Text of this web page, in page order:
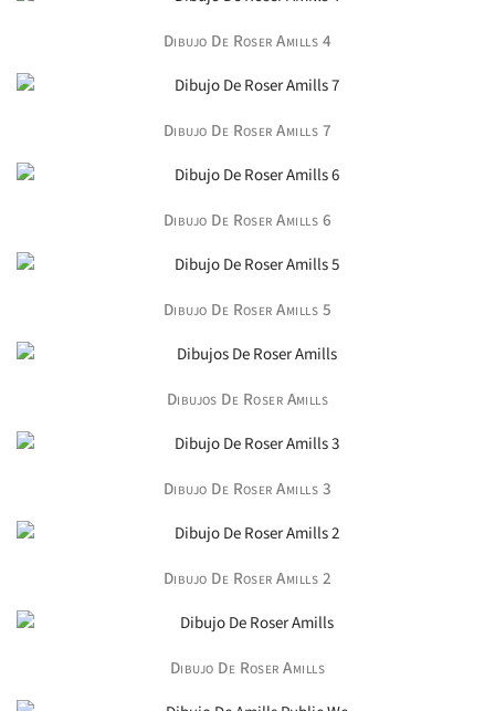
Dibujo De Roser Amills 4
Dibujo De Roser Amills 7
Dibujo De Roser Amills 6
Dibujo De Roser Amills 5
Dibujos De Roser Amills
Dibujo De Roser Amills 3
Dibujo De Roser Amills 2
Dibujo De Roser Amills